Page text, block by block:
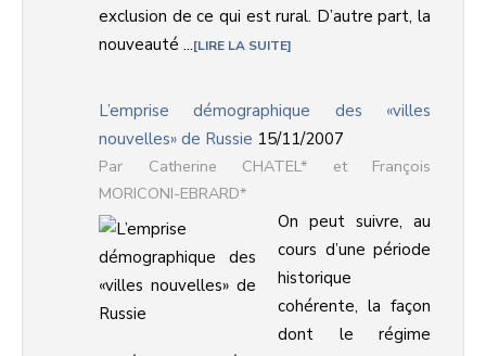
exclusion de ce qui est rural. D’autre part, la
nouveauté ... LIRE LA SUITE
L’emprise démographique des «villes
nouvelles» de Russie 15/11/2007
Catherine CHATEL* et François
MORICONI-EBRARD*
On peut suivre, au
cours d’une période
historique
cohérente, la façon
dont le régime